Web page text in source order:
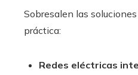
Sobresalen las
práctica:
Redes eléctricas